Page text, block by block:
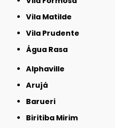
Vila Matilde
Vila Prudente
Água Rasa
Alphaville
Arujá
Barueri
Biritiba Mirim